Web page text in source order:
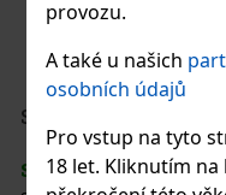
provozu.
A také u našich
osobních údajů
Pro vstup na tyto
18 let. Kliknutím
3x Rosalones Reserva
744
Serbetli Toastet Berri
SKLADEM(3 ks)